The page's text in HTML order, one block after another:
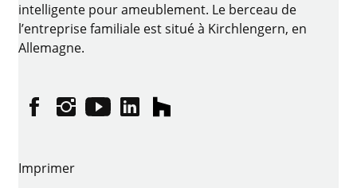
intelligente pour ameublement. Le berceau de
l’entreprise familiale est situé à Kirchlengern, en
Allemagne.
FacebookInstagram
YouTubelinkedinhouzz
Imprimer